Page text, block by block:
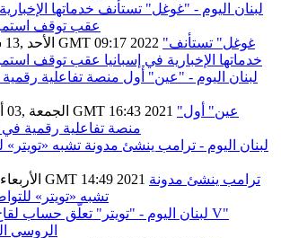
الأحد ,13 شباط / فبراير GMT 09:17 2022 "غوغل" تستأنف
خدماتها الإخبارية في إسبانيا عقب توقف
الجمعة ,03 أيلول / سبتمبر GMT 16:43 2021 "عين" أول
منصة تفاعلية رقمية
الأربعاء ,05 أيار / مايو GMT 14:49 2021 ترامب ينشئ مدونة
تشبه «تويتر»